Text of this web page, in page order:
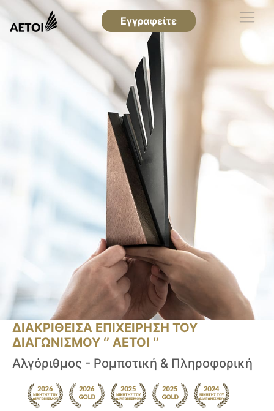
Εγγραφείτε
ΔΙΑΚΡΙΘΕΙΣΑ ΕΠΙΧΕΙΡΗΣΗ ΤΟΥ
ΔΙΑΓΩΝΙΣΜΟΥ ‘’ ΑΕΤΟΙ ‘’
Αλγόριθμος - Ρομποτική & Πληροφορική